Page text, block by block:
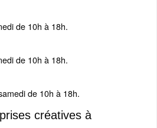
de 10h à 18h.
de 10h à 18h.
de 10h à 18h.
créatives à